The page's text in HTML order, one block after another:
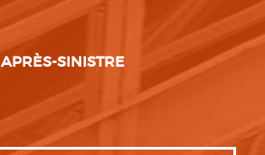
APRÈS-SINISTRE